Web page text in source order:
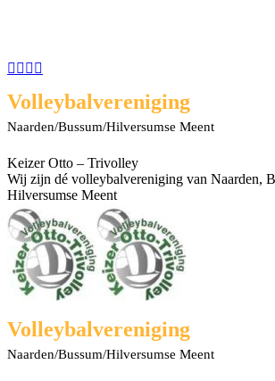
Facebook
opens
new
X
opens
new
Rss
opens
new
opens
new
Volleybalvereniging
Naarden/Bussum/Hilversumse Meent
Keizer Otto – Trivolley
Wij zijn dé volleybalvereniging van Naarden,
Hilversumse Meent
Volleybalvereniging
Naarden/Bussum/Hilversumse Meent